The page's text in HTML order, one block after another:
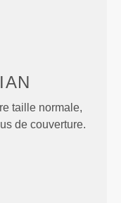
taille normale,
de couverture.